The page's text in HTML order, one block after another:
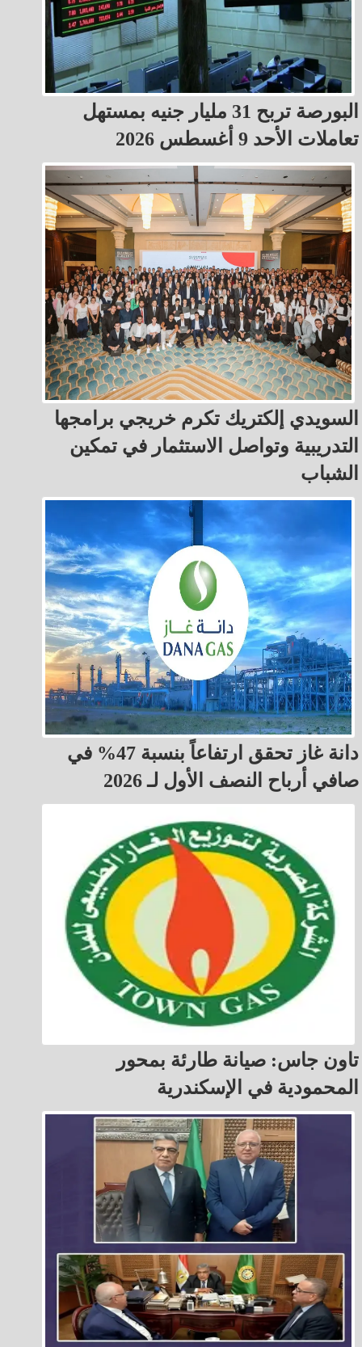
البورصة تربح 31 مليار جنيه بمستهل
تعاملات الأحد 9 أغسطس 2026
السويدي إلكتريك تكرم خريجي برامجها
التدريبية وتواصل الاستثمار في تمكين
الشباب
دانة غاز تحقق ارتفاعاً بنسبة 47% في
صافي أرباح النصف الأول لـ 2026
تاون جاس: صيانة طارئة بمحور
المحمودية في الإسكندرية